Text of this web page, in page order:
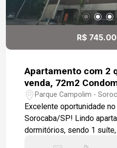
R$
Apartamento com 2
venda, 72m2
Campolim -
Parque Campolim -
Excelente oportunidade
Sorocaba/SP! Lindo apartamento com 02
dormitórios, sendo 1